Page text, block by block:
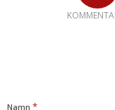
Namn *